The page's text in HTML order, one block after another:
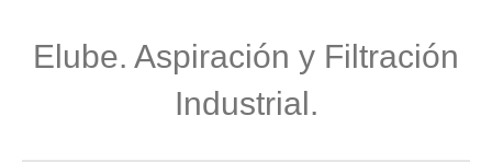
Elube. Aspiración y Filtración
Industrial.